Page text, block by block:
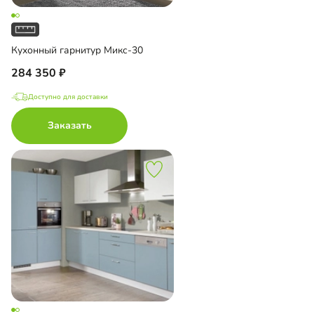
Кухонный гарнитур Микс-30
284 350
Доступно для доставки
Заказать